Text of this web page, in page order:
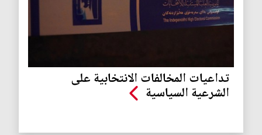
تداعيات المخالفات الانتخابية على
الشرعية السياسية